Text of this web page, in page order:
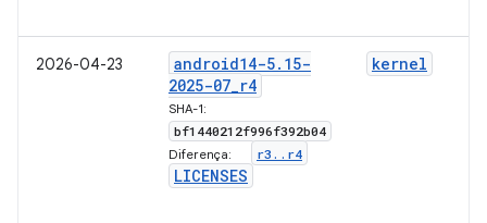
2026-04-23 android14-5. 15-
2025-07_r4
SHA-1:
bf1440212f996f392b04
Diferença: r3 . . r4
LICENSES
kernel